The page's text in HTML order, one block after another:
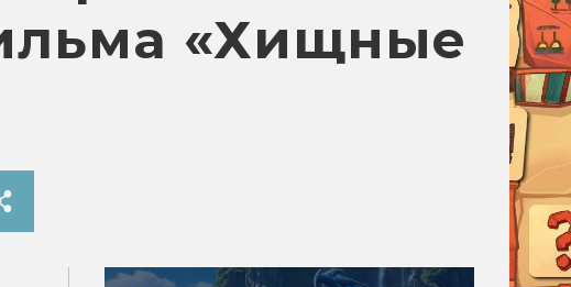
«Хищные